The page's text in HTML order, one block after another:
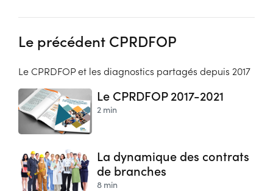
Le précédent CPRDFOP
Le CPRDFOP et les diagnostics partagés depuis 2017
Le CPRDFOP 2017-2021
2 min
La dynamique des contrats
de branches
8 min